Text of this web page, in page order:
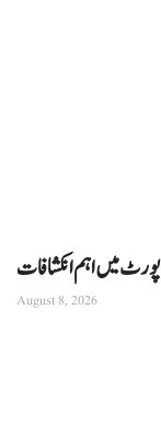
میں اہم انکشافات
August 8, 2026